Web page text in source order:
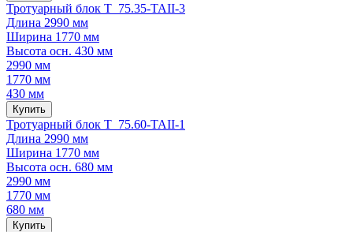
Тротуарный блок Т 75.35-TAII-3
Длина 2990 мм
Ширина 1770 мм
Высота осн. 430 мм
2990 мм
1770 мм
430 мм
Купить
Тротуарный блок Т 75.60-TAII-1
Длина 2990 мм
Ширина 1770 мм
Высота осн. 680 мм
2990 мм
1770 мм
680 мм
Купить